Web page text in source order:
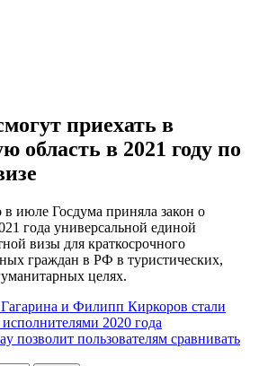
приехать в
область в 2021 году по
в июле Госдума приняла закон о
года универсальной единой
визы для краткосрочного
граждан в РФ в туристических,
целях.
и Филипп Киркоров стали
2020 года
позволит пользователям сравнивать